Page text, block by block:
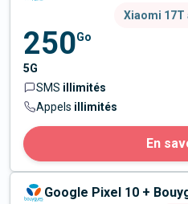
Xiaomi 17T
250Go
5G
SMS illimités
Appels illimités
En
Google Pixel 10 +